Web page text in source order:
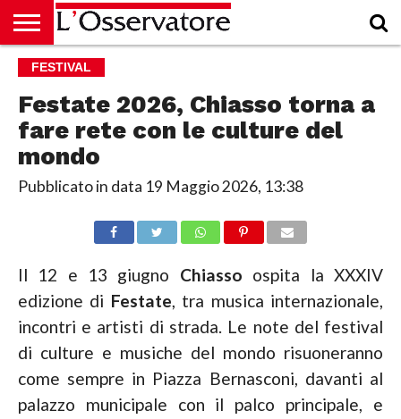
HOME
CULTURA
ECONOMIA
RUBRICHE
ARCHIVIO
PODCAST
ABBONAMENTO
CHI
ACCEDI
FESTIVAL
Festate 2026, Chiasso torna a
fare rete con le culture del
mondo
Pubblicato in data 19 Maggio 2026, 13:38
Il 12 e 13 giugno Chiasso ospita la XXXIV
edizione di Festate, tra musica internazionale,
incontri e artisti di strada. Le note del festival
di culture e musiche del mondo risuoneranno
come sempre in Piazza Bernasconi, davanti al
palazzo municipale con il palco principale, e